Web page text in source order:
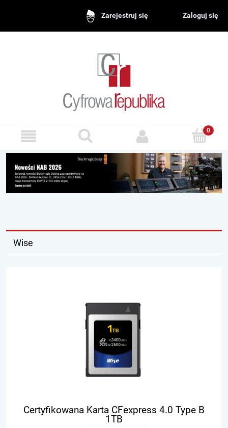
Zarejestruj się Zaloguj się
Wise
Certyfikowana Karta CFexpress 4.0 Type B
1TB